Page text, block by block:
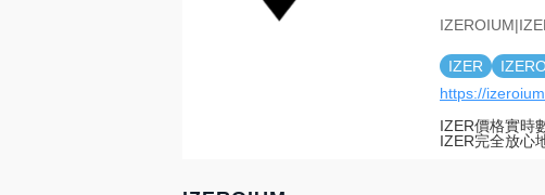
IZER
https://
IZER價格實時
IZER完全放心